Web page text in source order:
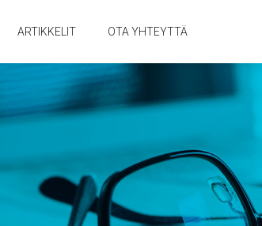
ARTIKKELIT OTA YHTEYTTÄ